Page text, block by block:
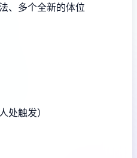
、多个全新的体位
处触发）